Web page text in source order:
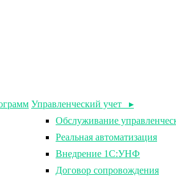
Управленческий учет ▸
Обслуживание
Реальная автоматизация
Внедрение 1С:УНФ
Договор сопровождения